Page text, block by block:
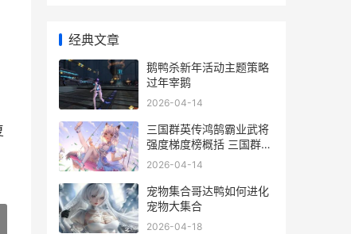
经典文章
鹅鸭杀新年活动主题策略
过年宰鹅
2026-04-14
三国群英传鸿鹄霸业武将
强度梯度榜概括 三国群英
传鸿鹄霸业T0阵容
2026-04-14
宠物集合哥达鸭如何进化
宠物大集合
2026-04-18